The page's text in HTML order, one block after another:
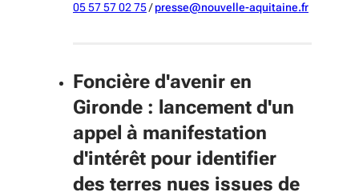
05 57 57 02 75/presse@nouvelle-aquitaine.fr
Foncière d'avenir en
Gironde : lancement d'un
appel à manifestation
d'intérêt pour identifier
des terres nues issues de